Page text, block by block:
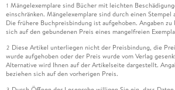
1 Mängelexemplare sind Bücher mit leichten
einschränken. Mängelexemplare sind durch einen Stempel
Die frühere Buchpreisbindung ist aufgehoben. Angaben zu
sich auf den gebundenen Preis eines mangelfreien
2 Diese Artikel unterliegen nicht der Preisbindung, die
wurde aufgehoben oder der Preis wurde vom Verlag
Alternative wird Ihnen auf der Artikelseite dargestellt.
beziehen sich auf den vorherigen Preis.